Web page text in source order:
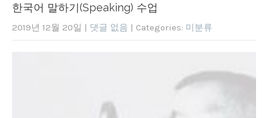
한국어 말하기(Speaking) 수업
2019년 12월 20일 | 댓글 없음 | Categories: 미분류